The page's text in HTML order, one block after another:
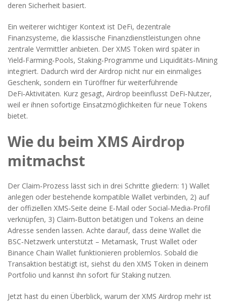
deren Sicherheit basiert.
Ein weiterer wichtiger Kontext ist DeFi, dezentrale
Finanzsysteme, die klassische Finanzdienstleistungen ohne
zentrale Vermittler anbieten. Der XMS Token wird später in
Yield‑Farming‑Pools, Staking‑Programme und Liquiditäts‑Mining
integriert. Dadurch wird der Airdrop nicht nur ein einmaliges
Geschenk, sondern ein Türöffner für weiterführende
DeFi‑Aktivitäten. Kurz gesagt, Airdrop beeinflusst DeFi‑Nutzer,
weil er ihnen sofortige Einsatzmöglichkeiten für neue Tokens
bietet.
Wie du beim XMS Airdrop
mitmachst
Der Claim‑Prozess lässt sich in drei Schritte gliedern: 1) Wallet
anlegen oder bestehende kompatible Wallet verbinden, 2) auf
der offiziellen XMS‑Seite deine E‑Mail oder Social‑Media‑Profil
verknüpfen, 3) Claim‑Button betätigen und Tokens an deine
Adresse senden lassen. Achte darauf, dass deine Wallet die
BSC‑Netzwerk unterstützt – Metamask, Trust Wallet oder
Binance Chain Wallet funktionieren problemlos. Sobald die
Transaktion bestätigt ist, siehst du den XMS Token in deinem
Portfolio und kannst ihn sofort für Staking nutzen.
Jetzt hast du einen Überblick, warum der XMS Airdrop mehr ist